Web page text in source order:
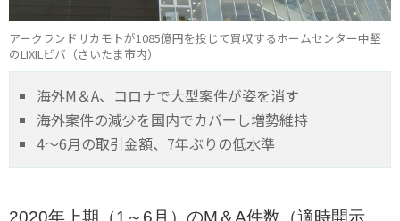
アークランドサカモトが1085億円を投じて買収するホームセンター中堅
のLIXILビバ（さいたま市内）
海外M＆A、コロナで大型案件が姿を消す
海外案件の減少を国内でカバーし増勢維持
4～6月の取引金額、7年ぶりの低水準
2020年上期（1～6月）のM＆A件数（適時開示